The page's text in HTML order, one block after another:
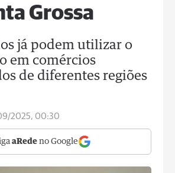
Grossa
já podem utilizar o
em comércios
de diferentes regiões
2025, 00:30
aRede no Google